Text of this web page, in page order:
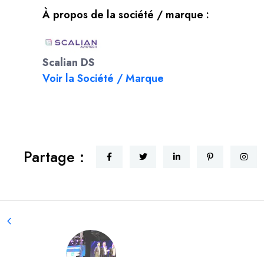
À propos de la société / marque :
Scalian DS
Voir la Société / Marque
Partage :